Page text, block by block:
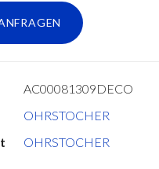
AC00081309DECO
OHRSTOCHER
OHRSTOCHER